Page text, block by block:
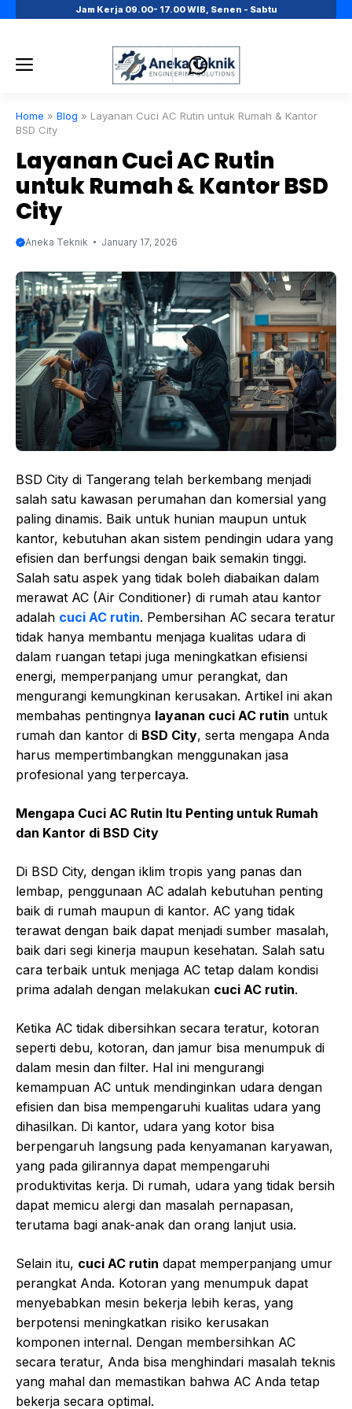
Jam Kerja 09.00- 17.00 WIB, Senen - Sabtu
Menu
Home » Blog » Layanan Cuci AC Rutin untuk Rumah & Kantor
BSD City
Layanan Cuci AC Rutin
untuk Rumah & Kantor BSD
City
Aneka Teknik January 17, 2026
BSD City di Tangerang telah berkembang menjadi
salah satu kawasan perumahan dan komersial yang
paling dinamis. Baik untuk hunian maupun untuk
kantor, kebutuhan akan sistem pendingin udara yang
efisien dan berfungsi dengan baik semakin tinggi.
Salah satu aspek yang tidak boleh diabaikan dalam
merawat AC (Air Conditioner) di rumah atau kantor
adalah cuci AC rutin. Pembersihan AC secara teratur
tidak hanya membantu menjaga kualitas udara di
dalam ruangan tetapi juga meningkatkan efisiensi
energi, memperpanjang umur perangkat, dan
mengurangi kemungkinan kerusakan. Artikel ini akan
membahas pentingnya layanan cuci AC rutin untuk
rumah dan kantor di BSD City, serta mengapa Anda
harus mempertimbangkan menggunakan jasa
profesional yang terpercaya.
Mengapa Cuci AC Rutin Itu Penting untuk Rumah
dan Kantor di BSD City
Di BSD City, dengan iklim tropis yang panas dan
lembap, penggunaan AC adalah kebutuhan penting
baik di rumah maupun di kantor. AC yang tidak
terawat dengan baik dapat menjadi sumber masalah,
baik dari segi kinerja maupun kesehatan. Salah satu
cara terbaik untuk menjaga AC tetap dalam kondisi
prima adalah dengan melakukan cuci AC rutin.
Ketika AC tidak dibersihkan secara teratur, kotoran
seperti debu, kotoran, dan jamur bisa menumpuk di
dalam mesin dan filter. Hal ini mengurangi
kemampuan AC untuk mendinginkan udara dengan
efisien dan bisa mempengaruhi kualitas udara yang
dihasilkan. Di kantor, udara yang kotor bisa
berpengaruh langsung pada kenyamanan karyawan,
yang pada gilirannya dapat mempengaruhi
produktivitas kerja. Di rumah, udara yang tidak bersih
dapat memicu alergi dan masalah pernapasan,
terutama bagi anak-anak dan orang lanjut usia.
Selain itu, cuci AC rutin dapat memperpanjang umur
perangkat Anda. Kotoran yang menumpuk dapat
menyebabkan mesin bekerja lebih keras, yang
berpotensi meningkatkan risiko kerusakan
komponen internal. Dengan membersihkan AC
secara teratur, Anda bisa menghindari masalah teknis
yang mahal dan memastikan bahwa AC Anda tetap
bekerja secara optimal.